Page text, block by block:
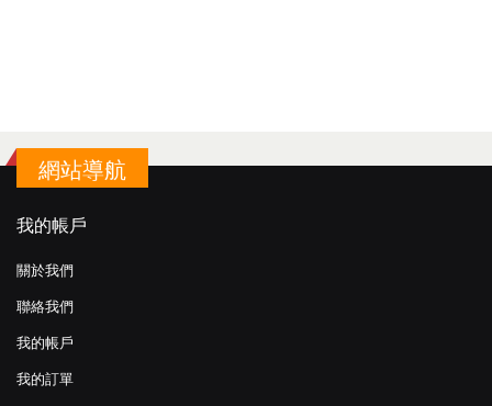
網站導航
我的帳戶
關於我們
聯絡我們
我的帳戶
我的訂單